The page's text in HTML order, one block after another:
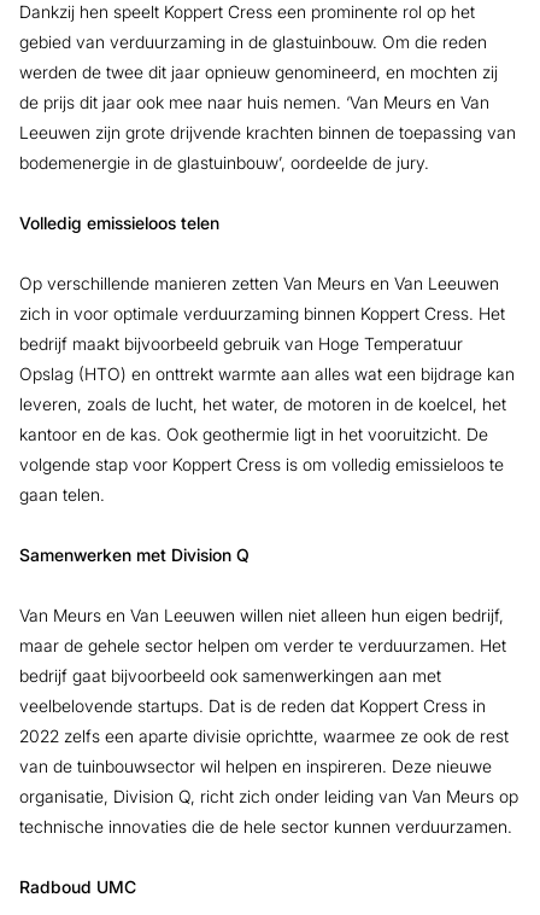
Dankzij hen speelt Koppert Cress een prominente rol op het
gebied van verduurzaming in de glastuinbouw. Om die reden
werden de twee dit jaar opnieuw genomineerd, en mochten zij
de prijs dit jaar ook mee naar huis nemen. ‘Van Meurs en Van
Leeuwen zijn grote drijvende krachten binnen de toepassing van
bodemenergie in de glastuinbouw’, oordeelde de jury.
Volledig emissieloos telen
Op verschillende manieren zetten Van Meurs en Van Leeuwen
zich in voor optimale verduurzaming binnen Koppert Cress. Het
bedrijf maakt bijvoorbeeld gebruik van Hoge Temperatuur
Opslag (HTO) en onttrekt warmte aan alles wat een bijdrage kan
leveren, zoals de lucht, het water, de motoren in de koelcel, het
kantoor en de kas. Ook geothermie ligt in het vooruitzicht. De
volgende stap voor Koppert Cress is om volledig emissieloos te
gaan telen.
Samenwerken met Division Q
Van Meurs en Van Leeuwen willen niet alleen hun eigen bedrijf,
maar de gehele sector helpen om verder te verduurzamen. Het
bedrijf gaat bijvoorbeeld ook samenwerkingen aan met
veelbelovende startups. Dat is de reden dat Koppert Cress in
2022 zelfs een aparte divisie oprichtte, waarmee ze ook de rest
van de tuinbouwsector wil helpen en inspireren. Deze nieuwe
organisatie, Division Q, richt zich onder leiding van Van Meurs op
technische innovaties die de hele sector kunnen verduurzamen.
Radboud UMC